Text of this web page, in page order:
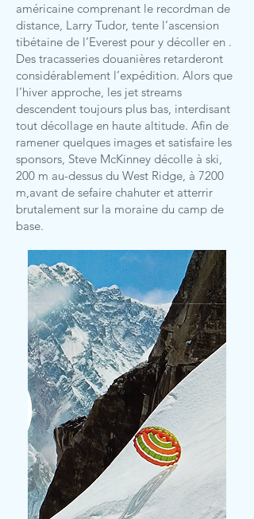
américaine comprenant le recordman de
distance, Larry Tudor, tente l’ascension
tibétaine de l’Everest pour y décoller en .
Des tracasseries douanières retarderont
considérablement l’expédition. Alors que
l’hiver approche, les jet streams
descendent toujours plus bas, interdisant
tout décollage en haute altitude. Afin de
ramener quelques images et satisfaire les
sponsors, Steve McKinney décolle à ski,
200 m au-dessus du West Ridge, à 7200
m,avant de sefaire chahuter et atterrir
brutalement sur la moraine du camp de
base.